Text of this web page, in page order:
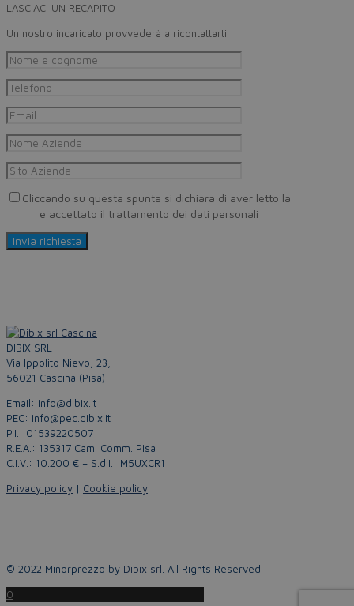
LASCIACI UN RECAPITO
Un nostro incaricato provvederà a ricontattarti
Cliccando su questa spunta si dichiara di aver letto la
e accettato il trattamento dei dati personali
DIBIX SRL
Via Ippolito Nievo, 23,
56021 Cascina (Pisa)
Email: info@dibix.it
PEC: info@pec.dibix.it
P.I.: 01539220507
R.E.A.: 135317 Cam. Comm. Pisa
C.I.V.: 10.200 € – S.d.I.: M5UXCR1
Privacy policy | Cookie policy
© 2022 Minorprezzo by Dibix srl. All Rights Reserved.
0